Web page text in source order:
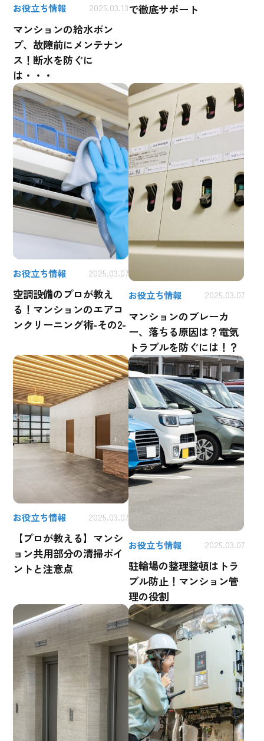
お役立ち情報 2025.03.13
マンションの給水ポン
プ、故障前にメンテナン
ス！断水を防ぐに
は・・・
で徹底サポート
お役立ち情報 2025.03.07
空調設備のプロが教え
る！マンションのエアコ
ンクリーニング術-その2-
お役立ち情報 2025.03.07
マンションのブレーカ
ー、落ちる原因は？電気
トラブルを防ぐには！？
お役立ち情報 2025.03.07
【プロが教える】マンシ
ョン共用部分の清掃ポイ
ントと注意点
お役立ち情報 2025.03.07
駐輪場の整理整頓はトラ
ブル防止！マンション管
理の役割